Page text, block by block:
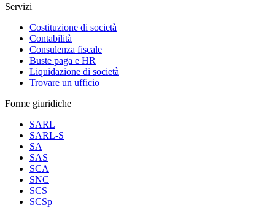
Servizi
Costituzione di società
Contabilità
Consulenza fiscale
Buste paga e HR
Liquidazione di società
Trovare un ufficio
Forme giuridiche
SARL
SARL-S
SA
SAS
SCA
SNC
SCS
SCSp